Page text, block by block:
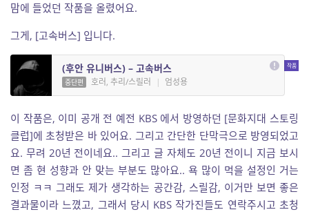
맘에 들었던 작품을 올렸어요.
그게, [고속버스] 입니다.
(후안 유니버스) – 고속버스
중단편 호러, 추리/스릴러 | 엄성용
이 작품은, 이미 공개 전 예전 KBS 에서 방영하던 [문화지대 스토링
클럽]에 초청받은 바 있어요. 그리고 간단한 단막극으로 방영되었고
요. 무려 20년 전이네요.. 그리고 글 자체도 20년 전이니 지금 보시
면 좀 현 성향과 안 맞는 부분도 많아요.. 욕 많이 먹을 설정인 거는
인정 ㅋㅋ 그래도 제가 생각하는 공간감, 스릴감, 이거만 보면 좋은
결과물이라 느꼈고, 그래서 당시 KBS 작가진들도 연락주시고 초청